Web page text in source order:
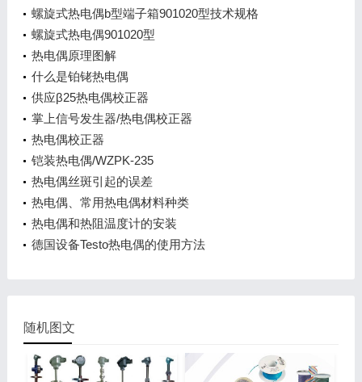
螺旋式热电偶b型端子箱901020型技术规格
螺旋式热电偶901020型
热电偶原理图解
什么是铂铑热电偶
供应β25热电偶校正器
掌上信号发生器/热电偶校正器
热电偶校正器
铠装热电偶/WZPK-235
热电偶丝斑引起的误差
热电偶、常用热电偶材料种类
热电偶和热阻温度计的安装
德国设备Testo热电偶的使用方法
随机图文